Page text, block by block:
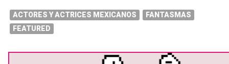
ACTORES Y ACTRICES MEXICANOS
FANTASMAS
FEATURED